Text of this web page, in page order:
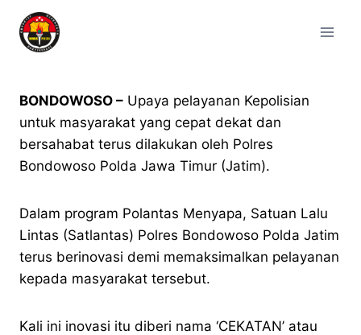
BONDOWOSO – Upaya pelayanan Kepolisian
untuk masyarakat yang cepat dekat dan
bersahabat terus dilakukan oleh Polres
Bondowoso Polda Jawa Timur (Jatim).
Dalam program Polantas Menyapa, Satuan Lalu
Lintas (Satlantas) Polres Bondowoso Polda Jatim
terus berinovasi demi memaksimalkan pelayanan
kepada masyarakat tersebut.
Kali ini inovasi itu diberi nama ‘CEKATAN’ atau